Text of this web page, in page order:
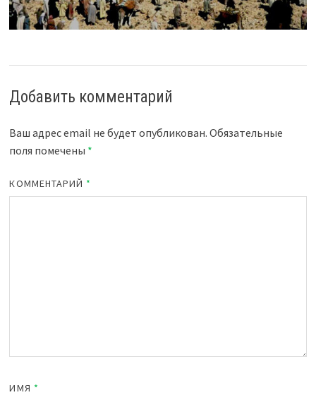
Добавить комментарий
Ваш адрес email не будет опубликован. Обязательные
поля помечены *
КОММЕНТАРИЙ *
ИМЯ *